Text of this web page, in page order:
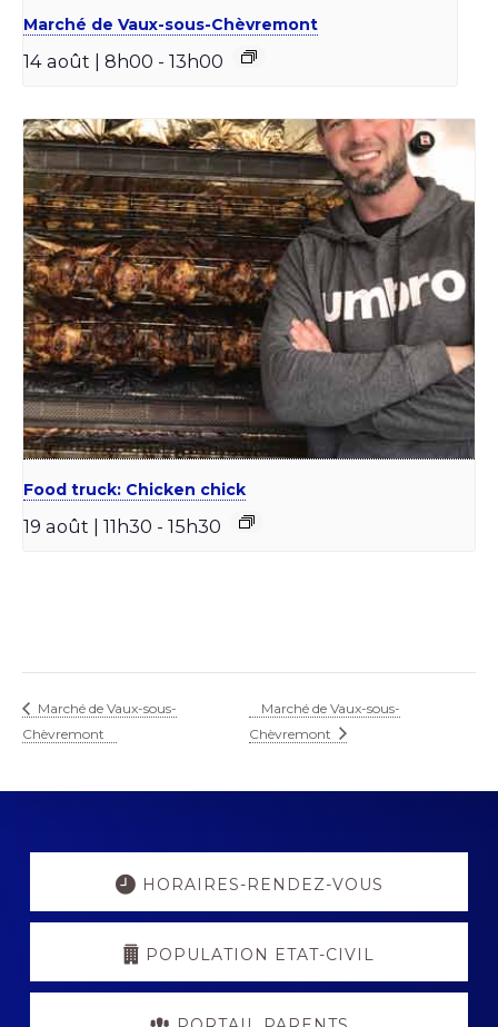
Marché de Vaux-sous-Chèvremont
14 août | 8h00 - 13h00
Food truck: Chicken chick
19 août | 11h30 - 15h30
Marché de Vaux-sous-
Chèvremont
Marché de Vaux-sous-
Chèvremont
Explore
HORAIRES-RENDEZ-VOUS
POPULATION ETAT-CIVIL